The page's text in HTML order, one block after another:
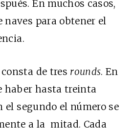
En muchos casos,
naves para obtener el
de tres rounds. En
haber hasta treinta
el segundo el número se
a la mitad. Cada